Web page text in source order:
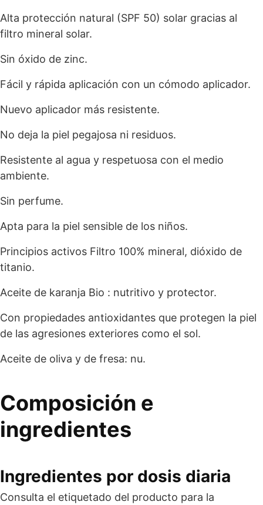
Alta protección natural (SPF 50) solar gracias al
filtro mineral solar.
Sin óxido de zinc.
Fácil y rápida aplicación con un cómodo aplicador.
Nuevo aplicador más resistente.
No deja la piel pegajosa ni residuos.
Resistente al agua y respetuosa con el medio
ambiente.
Sin perfume.
Apta para la piel sensible de los niños.
Principios activos Filtro 100% mineral, dióxido de
titanio.
Aceite de karanja Bio : nutritivo y protector.
Con propiedades antioxidantes que protegen la piel
de las agresiones exteriores como el sol.
Aceite de oliva y de fresa: nu.
Composición e
ingredientes
Ingredientes por dosis diaria
Consulta el etiquetado del producto para la